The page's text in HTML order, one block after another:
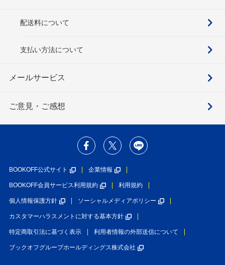
配送料について
支払い方法について
メールサービス
ご意見・ご感想
BOOKOFF公式サイト 企業情報
BOOKOFF会員サービス利用規約 利用規約
個人情報保護方針 ソーシャルメディアポリシー
カスタマーハラスメントに対する基本方針
特定商取引法に基づく表示 利用者情報の外部送信について
ブックオフグループホールディングス株式会社